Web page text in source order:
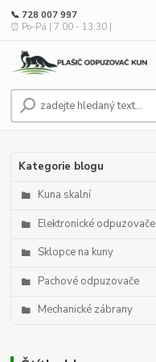
📞 728 007 997
⏰ Po-Pá | 7:00 - 13:30 |
Kategorie blogu
Kuna skalní
Elektronické odpuzovače
Sklopce na kuny
Pachové odpuzovače
Mechanické zábrany